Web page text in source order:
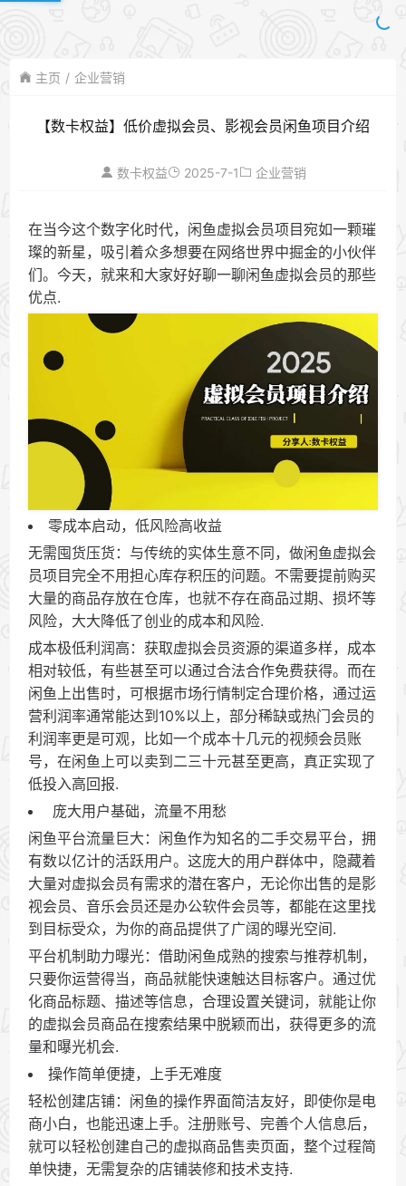
主页 企业营销
【数卡权益】低价虚拟会员、影视会员闲鱼项目介绍
数卡权益 2025-7-1 企业营销
在当今这个数字化时代，闲鱼虚拟会员项目宛如一颗璀
璨的新星，吸引着众多想要在网络世界中掘金的小伙伴
们。今天，就来和大家好好聊一聊闲鱼虚拟会员的那些
优点.
零成本启动，低风险高收益
无需囤货压货：与传统的实体生意不同，做闲鱼虚拟会
员项目完全不用担心库存积压的问题。不需要提前购买
大量的商品存放在仓库，也就不存在商品过期、损坏等
风险，大大降低了创业的成本和风险.
成本极低利润高：获取虚拟会员资源的渠道多样，成本
相对较低，有些甚至可以通过合法合作免费获得。而在
闲鱼上出售时，可根据市场行情制定合理价格，通过运
营利润率通常能达到10%以上，部分稀缺或热门会员的
利润率更是可观，比如一个成本十几元的视频会员账
号，在闲鱼上可以卖到二三十元甚至更高，真正实现了
低投入高回报.
庞大用户基础，流量不用愁
闲鱼平台流量巨大：闲鱼作为知名的二手交易平台，拥
有数以亿计的活跃用户。这庞大的用户群体中，隐藏着
大量对虚拟会员有需求的潜在客户，无论你出售的是影
视会员、音乐会员还是办公软件会员等，都能在这里找
到目标受众，为你的商品提供了广阔的曝光空间.
平台机制助力曝光：借助闲鱼成熟的搜索与推荐机制，
只要你运营得当，商品就能快速触达目标客户。通过优
化商品标题、描述等信息，合理设置关键词，就能让你
的虚拟会员商品在搜索结果中脱颖而出，获得更多的流
量和曝光机会.
操作简单便捷，上手无难度
轻松创建店铺：闲鱼的操作界面简洁友好，即使你是电
商小白，也能迅速上手。注册账号、完善个人信息后，
就可以轻松创建自己的虚拟商品售卖页面，整个过程简
单快捷，无需复杂的店铺装修和技术支持.